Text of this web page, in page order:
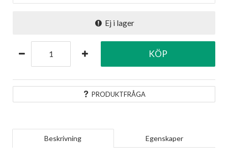
Ej i lager
PRODUKTFRÅGA
KÖP
Beskrivning Egenskaper